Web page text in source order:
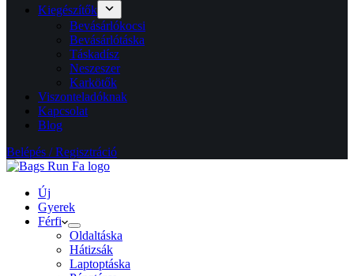
Kiegészítők
Bevásárlókocsi
Bevásárlótáska
Táskadísz
Neszeszer
Karkötők
Viszonteladóknak
Kapcsolat
Blog
Belépés / Regisztráció
Új
Gyerek
Férfi
Oldaltáska
Hátizsák
Laptoptáska